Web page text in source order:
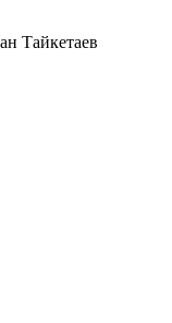
Тайкетаев